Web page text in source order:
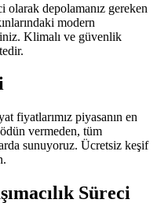
olarak depolamanız gereken
modern
Klimalı ve güvenlik
fiyatlarımız piyasanın en
vermeden, tüm
sunuyoruz. Ücretsiz keşif
Süreci